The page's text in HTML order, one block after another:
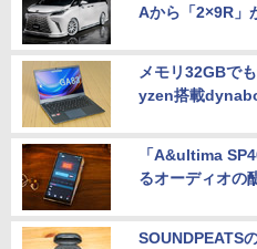
Aから「2×9R」
メモリ32GBで
yzen搭載
「A&ultima
るオーディオの
SOUNDPEATS